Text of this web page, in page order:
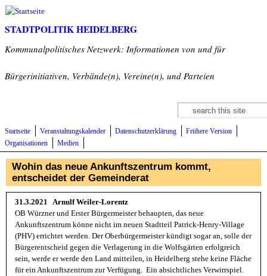
Direkt zum Inhalt
STADTPOLITIK HEIDELBERG
Kommunalpolitisches Netzwerk: Informationen von und für
Bürgerinitiativen, Verbände(n), Vereine(n), und Parteien
Suchformular
Suche
Startseite Veranstaltungskalender Datenschutzerklärung
Frühere Version
Organisationen
Medien
Wohin das neue Ankunftszentrum kommt,
entscheidet der Gemeinderat
31.3.2021 Arnulf Weiler-Lorentz
OB Würzner und Erster Bürgermeister behaupten, das neue
Ankunftszentrum könne nicht im neuen Stadtteil Patrick-Henry-Village
(PHV) errichtet werden. Der Oberbürgermeister kündigt sogar an, solle der
Bürgerentscheid gegen die Verlagerung in die Wolfsgärten erfolgreich
sein, werde er werde den Land mitteilen, in Heidelberg stehe keine Fläche
für ein Ankunftszentrum zur Verfügung. Ein absichtliches Verwirrspiel.